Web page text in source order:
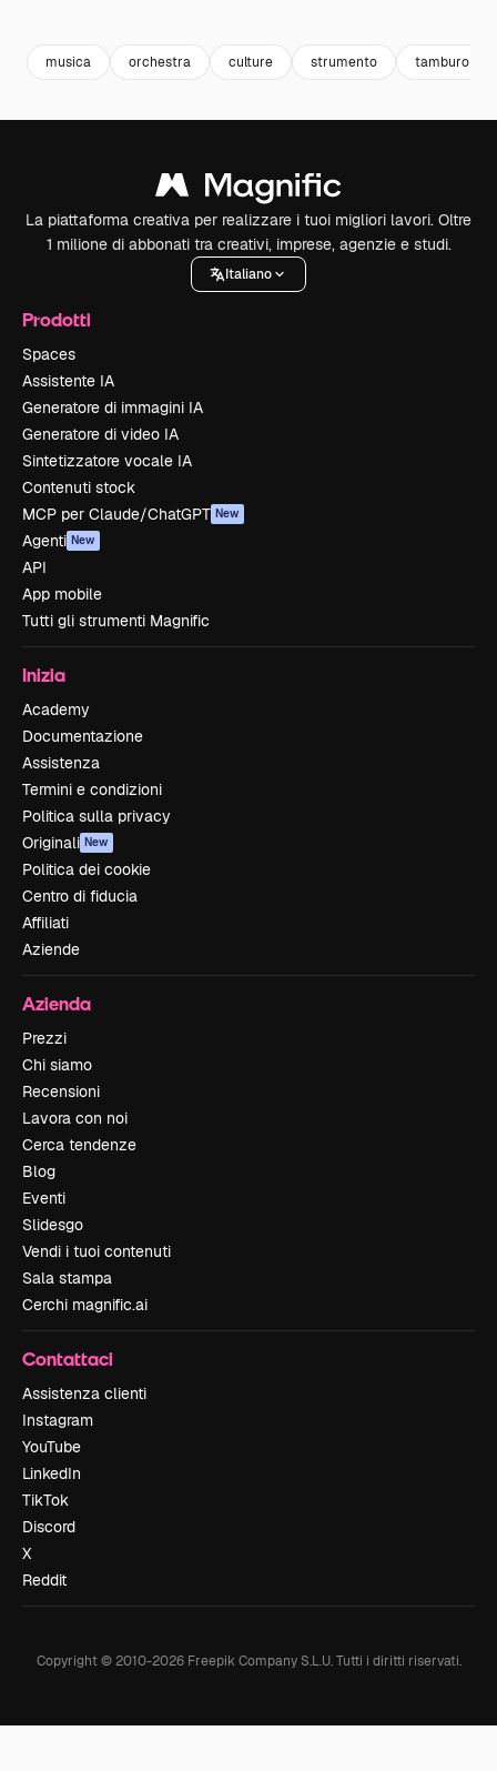
musica orchestra culture strumento tamburo
La piattaforma creativa per realizzare i tuoi migliori lavori. Oltre
1 milione di abbonati tra creativi, imprese, agenzie e studi.
Italiano
Prodotti
Spaces
Assistente IA
Generatore di immagini IA
Generatore di video IA
Sintetizzatore vocale IA
Contenuti stock
MCP per Claude/ChatGPT New
Agenti New
API
App mobile
Tutti gli strumenti Magnific
Inizia
Academy
Documentazione
Assistenza
Termini e condizioni
Politica sulla privacy
Originali New
Politica dei cookie
Centro di fiducia
Affiliati
Aziende
Azienda
Prezzi
Chi siamo
Recensioni
Lavora con noi
Cerca tendenze
Blog
Eventi
Slidesgo
Vendi i tuoi contenuti
Sala stampa
Cerchi magnific.ai
Contattaci
Assistenza clienti
Instagram
YouTube
LinkedIn
TikTok
Discord
X
Reddit
Copyright © 2010-2026Freepik Company S.L.U. Tutti i diritti riservati.